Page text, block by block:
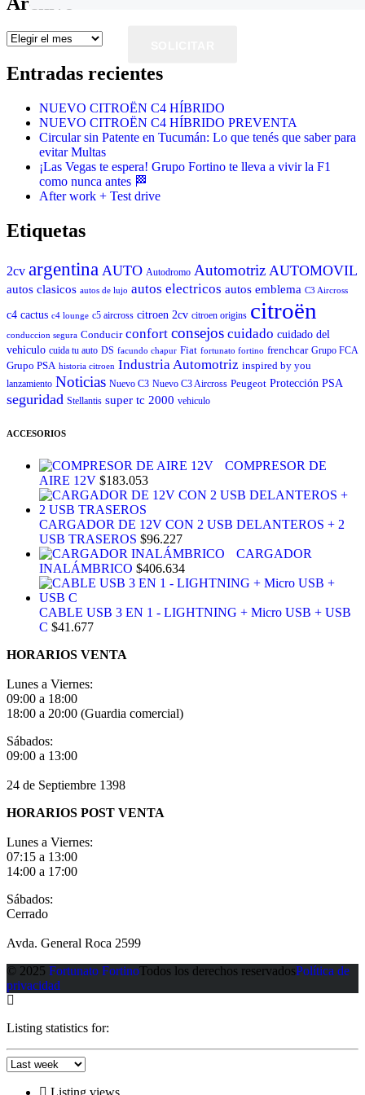
Archivo
Entradas recientes
NUEVO CITROËN C4 HÍBRIDO
NUEVO CITROËN C4 HÍBRIDO PREVENTA
Circular sin Patente en Tucumán: Lo que tenés que saber para
evitar Multas
¡Las Vegas te espera! Grupo Fortino te lleva a vivir la F1
como nunca antes 🏁
After work + Test drive
Etiquetas
2cv argentina AUTO Autodromo Automotriz AUTOMOVIL
autos clasicos autos de lujo autos electricos autos emblema C3 Aircross
c4 cactus c4 lounge c5 aircross citroen 2cv citroen origins citroën
conduccion segura Conducir confort consejos cuidado cuidado del
vehiculo cuida tu auto DS facundo chapur Fiat fortunato fortino frenchcar Grupo FCA
Grupo PSA historia citroen Industria Automotriz inspired by you
lanzamiento Noticias Nuevo C3 Nuevo C3 Aircross Peugeot Protección PSA
seguridad Stellantis super tc 2000 vehiculo
ACCESORIOS
COMPRESOR DE
AIRE 12V $183.053
CARGADOR DE 12V CON 2 USB DELANTEROS + 2
USB TRASEROS $96.227
CARGADOR
INALÁMBRICO $406.634
CABLE USB 3 EN 1 - LIGHTNING + Micro USB + USB
C $41.677
HORARIOS VENTA
Lunes a Viernes:
09:00 a 18:00
18:00 a 20:00 (Guardia comercial)
Sábados:
09:00 a 13:00
24 de Septiembre 1398
HORARIOS POST VENTA
Lunes a Viernes:
07:15 a 13:00
14:00 a 17:00
Sábados:
Cerrado
Avda. General Roca 2599
© 2025 Fortunato FortinoTodos los derechos reservadosPolítica de
privacidad
Listing statistics for:
Listing views